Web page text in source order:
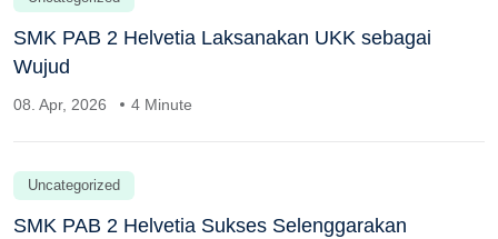
SMK PAB 2 Helvetia Laksanakan UKK sebagai
Wujud
08. Apr, 2026 4 Minute
Uncategorized
SMK PAB 2 Helvetia Sukses Selenggarakan